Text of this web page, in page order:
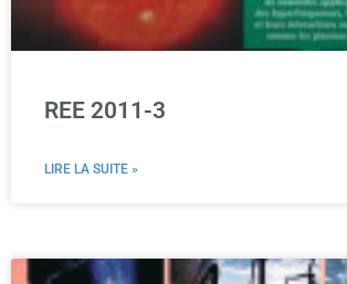
REE 2011-3
LIRE LA SUITE »